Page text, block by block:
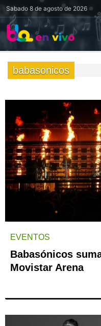
Sabado 8 de agosto de 2026
babasonicos
EVENTOS
Babasónicos
Movistar Arena